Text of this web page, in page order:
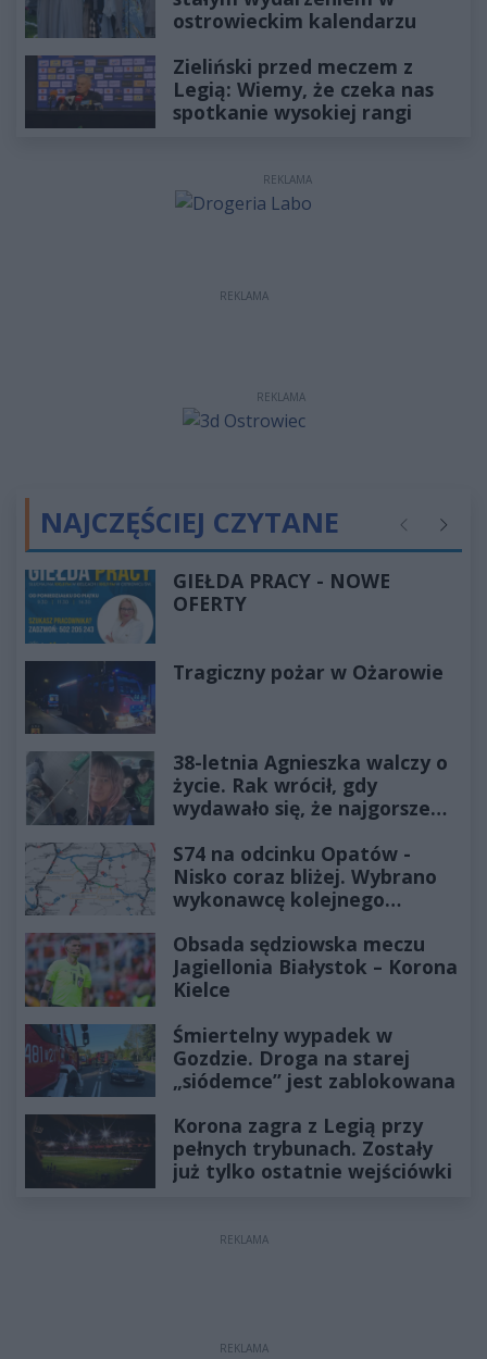
ostrowieckim kalendarzu
Zieliński przed meczem z
Legią: Wiemy, że czeka nas
spotkanie wysokiej rangi
REKLAMA
REKLAMA
REKLAMA
NAJCZĘŚCIEJ CZYTANE Poprzednie
GIEŁDA PRACY - NOWE
OFERTY
Tragiczny pożar w Ożarowie
38-letnia Agnieszka walczy o
życie. Rak wrócił, gdy
wydawało się, że najgorsze
S74 na odcinku Opatów -
Nisko coraz bliżej. Wybrano
wykonawcę kolejnego
Obsada sędziowska meczu
Jagiellonia Białystok – Korona
Kielce
Śmiertelny wypadek w
Gozdzie. Droga na starej
„siódemce” jest zablokowana
Korona zagra z Legią przy
pełnych trybunach. Zostały
już tylko ostatnie wejściówki
REKLAMA
REKLAMA